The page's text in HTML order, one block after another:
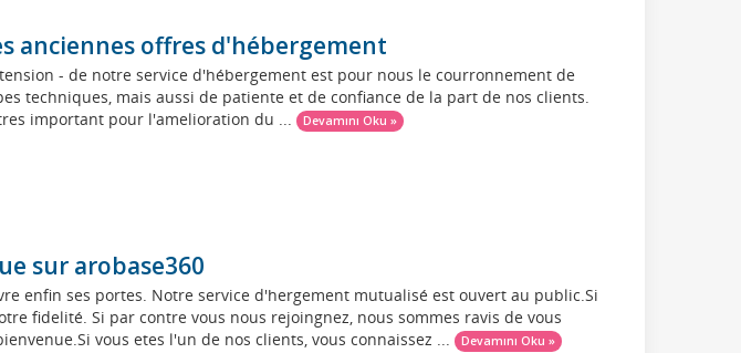
anciennes offres d'hébergement
- de notre service d'hébergement est pour nous le courronnement de
techniques, mais aussi de patiente et de confiance de la part de nos clients.
important pour l'amelioration du ...
Devamını Oku »
sur arobase360
enfin ses portes. Notre service d'hergement mutualisé est ouvert au public.Si
fidelité. Si par contre vous nous rejoingnez, nous sommes ravis de vous
vous etes l'un de nos clients, vous connaissez ...
Devamını Oku »